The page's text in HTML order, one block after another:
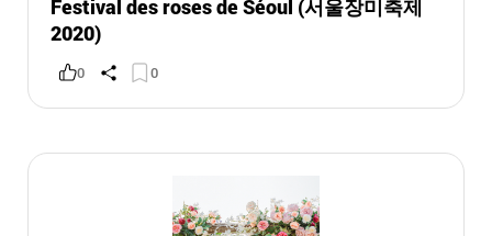
Festival des roses de Séoul (서울장미축제
2020)
0 0